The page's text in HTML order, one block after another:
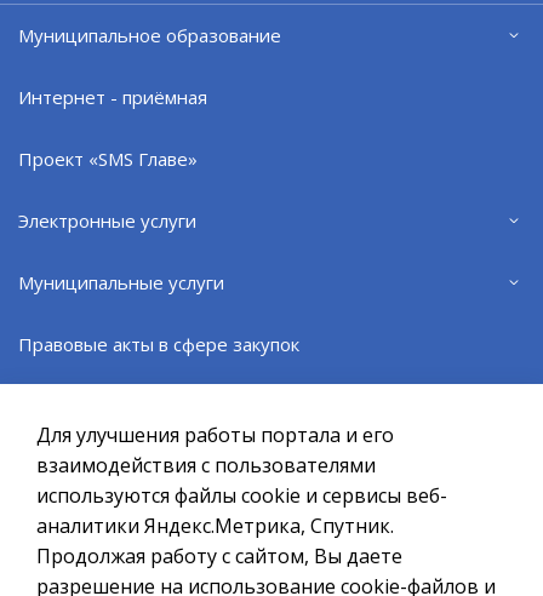
Муниципальное образование
Интернет - приёмная
Проект «SMS Главе»
Электронные услуги
Муниципальные услуги
Правовые акты в сфере закупок
Противодействие коррупции
Исполнение Указов Президента РФ
Нормативные правовые акты (Электронный бюллетень
Телефон: (81537) 49532
e-mail: mail@citysever.ru
образования ЗАТО г.Североморск
При полном или частичном использовании материалов ссылка
на ресурс обязательна.
Если Вы обнаружили на странице ошибку, пожалуйста, выделите
курсором слово или фразу и нажмите сочетание клавиш
Ctrl+Enter
Политика в отношении обработки персональных данных
Для улучшения работы портала и его
взаимодействия с пользователями
используются файлы cookie и сервисы веб-
аналитики Яндекс.Метрика, Спутник.
Продолжая работу с сайтом, Вы даете
разрешение на использование cookie-файлов и